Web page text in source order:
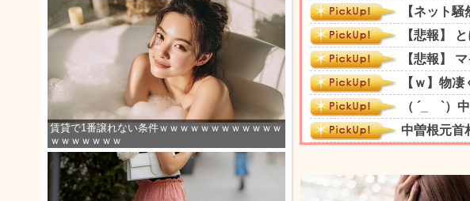
賃貸で1番譲れない条件ｗｗｗｗｗｗｗｗｗｗｗｗ
ｗｗｗｗｗｗｗ